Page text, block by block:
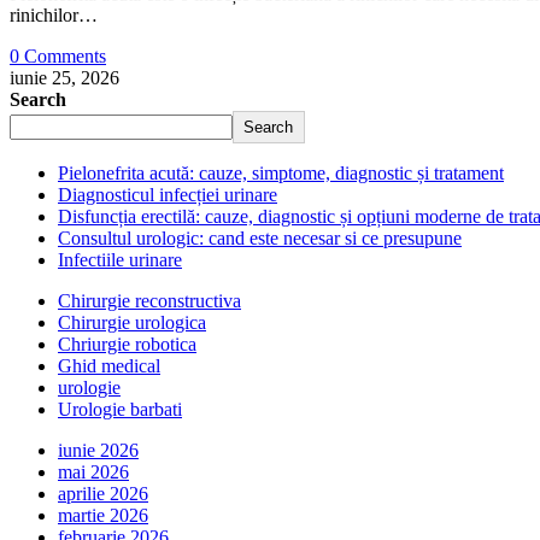
rinichilor…
0 Comments
iunie 25, 2026
Search
Search
Pielonefrita acută: cauze, simptome, diagnostic și tratament
Diagnosticul infecției urinare
Disfuncția erectilă: cauze, diagnostic și opțiuni moderne de
Consultul urologic: cand este necesar si ce presupune
Infectiile urinare
Chirurgie reconstructiva
Chirurgie urologica
Chriurgie robotica
Ghid medical
urologie
Urologie barbati
iunie 2026
mai 2026
aprilie 2026
martie 2026